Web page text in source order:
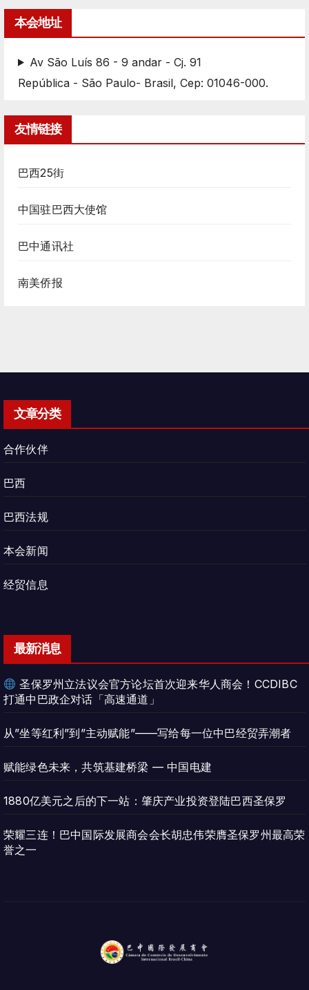
本会地址
Av São Luís 86 - 9 andar - Cj. 91
República - São Paulo- Brasil, Cep: 01046-000.
友情链接
巴西25街
中国驻巴西大使馆
巴中通讯社
南美侨报
文章分类
合作伙伴
巴西
巴西法规
本会新闻
经贸信息
最新消息
圣保罗州立法议会官方论坛首次迎来华人商会！CCDIBC
打通中巴政企对话「高速通道」
从”坐等红利”到”主动赋能”——写给每一位中巴经贸弄潮者
赋能绿色未来，共筑基建桥梁 — 中国电建
1880亿美元之后的下一站：肇庆产业投资登陆巴西圣保罗
荣耀三连！巴中国际发展商会会长胡忠伟荣膺圣保罗州最高荣
誉之一